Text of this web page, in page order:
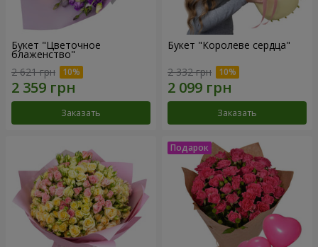
Букет "Цветочное
блаженство"
2 621 грн
Заказать
Букет "Королеве сердца"
2 332 грн
Заказать